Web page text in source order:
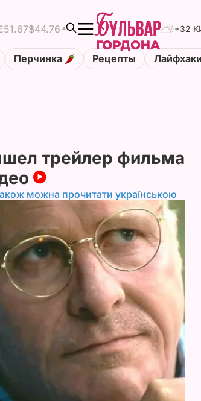
$44.76 +32
Перчинка Рецепты Лайфхаки
трейлер фильма
можна прочитати українською